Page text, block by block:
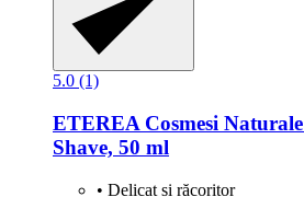
5.0 (1)
ETEREA Cosmesi Naturale
Shave, 50 ml
• Delicat și răcoritor